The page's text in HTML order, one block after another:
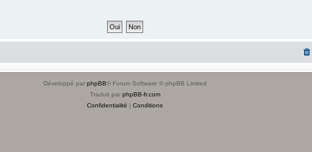
Développé par phpBB® Forum Software © phpBB Limited
Traduit par phpBB-fr.com
Confidentialité | Conditions